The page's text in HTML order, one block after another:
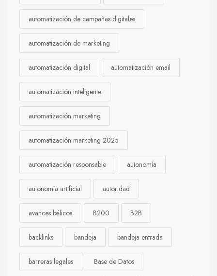
automatización de campañas digitales
automatización de marketing
automatización digital automatización email
automatización inteligente
automatización marketing
automatización marketing 2025
automatización responsable autonomía
autonomía artificial autoridad
avances bélicos B200 B2B
backlinks bandeja bandeja entrada
barreras legales Base de Datos